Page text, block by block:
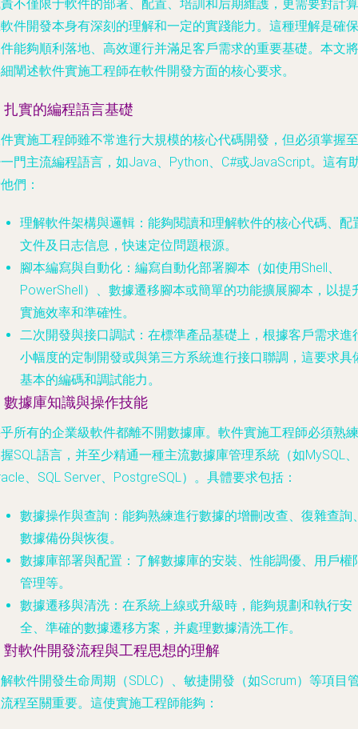
不僅限于軟件的部署、配置、培訓和后期維護，更需要對計算
件開發本身有深刻的理解和一定的實踐能力。這種理解是確保
能夠順利落地、高效運行并滿足客戶需求的重要基礎。本文將
闡述軟件實施工程師在軟件開發方面的核心要求。
扎實的編程語言基礎
實施工程師雖不常進行大規模的核心代碼開發，但必須掌握至
門主流編程語言，如Java、Python、C#或JavaScript。這有
們：
理解軟件架構與邏輯 ：能夠閱讀和理解軟件的核心代碼、配
文件及日志信息，快速定位問題根源。
腳本編寫與自動化 ：編寫自動化部署腳本（如使用Shell、
PowerShell）、數據遷移腳本或簡單的功能擴展腳本，以提
實施效率和準確性。
二次開發與接口調試 ：在標準產品基礎上，根據客戶需求進
小幅度的定制開發或與第三方系統進行接口聯調，這要求具
基本的編碼和調試能力。
數據庫知識與操作技能
所有的企業級軟件都離不開數據庫。軟件實施工程師必須熟練
SQL語言，并至少精通一種主流數據庫管理系統（如MySQL、
、SQL Server、PostgreSQL）。具體要求包括：
數據操作與查詢 ：能夠熟練進行數據的增刪改查、復雜查詢
數據備份與恢復。
數據庫部署與配置 ：了解數據庫的安裝、性能調優、用戶權
管理等。
數據遷移與清洗 ：在系統上線或升級時，能夠規劃和執行安
全、準確的數據遷移方案，并處理數據清洗工作。
對軟件開發流程與工程思想的理解
軟件開發生命周期（SDLC）、敏捷開發（如Scrum）等項目
程至關重要。這使實施工程師能夠：